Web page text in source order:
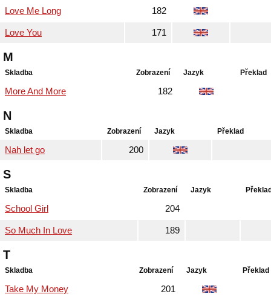
Love Me Long 182
Love You 171
M
Skladba Zobrazení Jazyk Překlad
More And More 182
N
Skladba Zobrazení Jazyk Překlad
Nah let go 200
S
Skladba Zobrazení Jazyk
School Girl 204
So Much In Love 189
T
Skladba Zobrazení Jazyk Překlad
Take My Money 201